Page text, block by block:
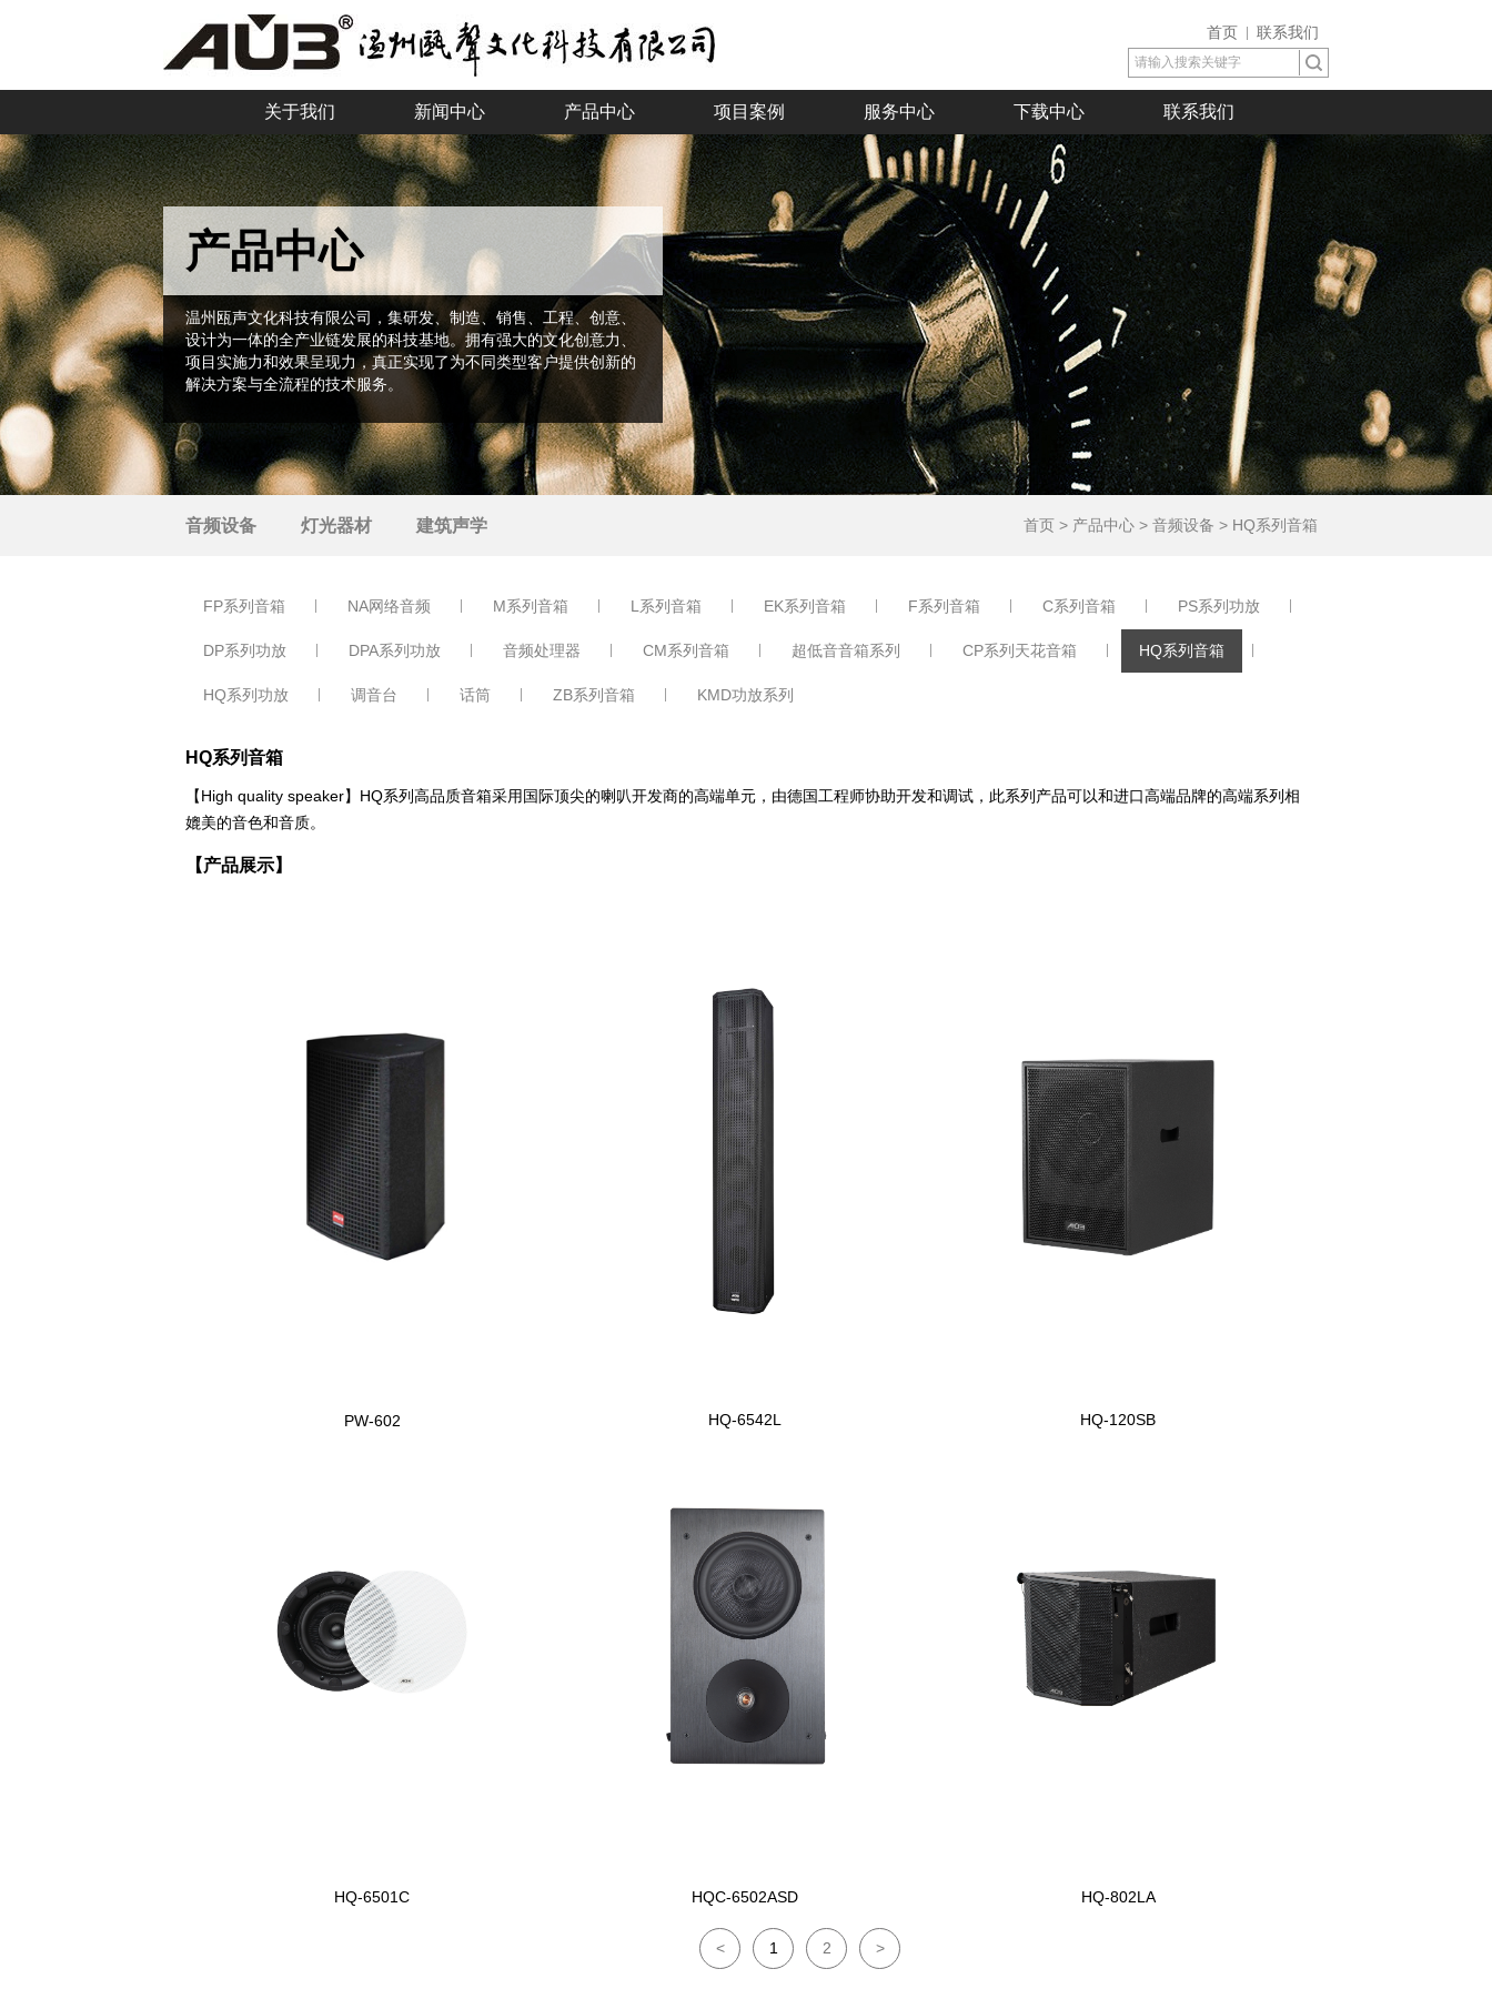
首页 联系我们
联系我们
下载中心
服务中心
项目案例
产品中心
新闻中心
关于我们
产品中心
温州瓯声文化科技有限公司，集研发、制造、销售、工程、创意、
设计为一体的全产业链发展的科技基地。拥有强大的文化创意力、
项目实施力和效果呈现力，真正实现了为不同类型客户提供创新的
解决方案与全流程的技术服务。
音频设备 灯光器材 建筑声学 首页 > 产品中心 > 音频设备 > HQ系列音箱
FP系列音箱 NA网络音频 M系列音箱 L系列音箱 EK系列音箱 F系列音箱 C系列音箱 PS系列功放
DP系列功放 DPA系列功放 音频处理器 CM系列音箱 超低音音箱系列 CP系列天花音箱 HQ系列音箱
HQ系列功放 调音台 话筒 ZB系列音箱 KMD功放系列
HQ系列音箱
【High quality speaker】HQ系列高品质音箱采用国际顶尖的喇叭开发商的高端单元，由德国工程师协助开发和调试，此系列产品可以和进口高端品牌的高端系列相
媲美的音色和音质。
【产品展示】
PW-602 HQ-6542L HQ-120SB
HQ-6501C HQC-6502ASD HQ-802LA
< 1 2 >